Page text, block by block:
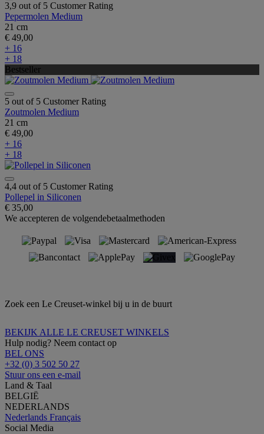
3,9 out of 5 Customer Rating
Pepermolen Medium
21 cm
€ 49,00
+ 16
+ 18
Bestseller
5 out of 5 Customer Rating
Zoutmolen Medium
21 cm
€ 49,00
+ 16
+ 18
4,4 out of 5 Customer Rating
Pollepel in Siliconen
€ 35,00
We accepteren de volgendebetaalmethoden
Zoek een Le Creuset-winkel bij u in de buurt
BEKIJK ALLE LE CREUSET WINKELS
Hulp nodig? Neem contact op
BEL ONS
+32 (0) 3 502 50 27
Stuur ons een e-mail
Land & Taal
BELGIË
NEDERLANDS
Nederlands Français
Social Media